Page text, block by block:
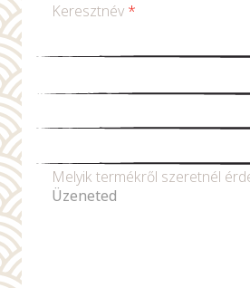
Keresztnév *
Melyik termékről szeretnél